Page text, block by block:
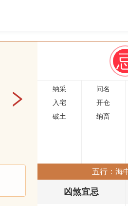
纳采 问名
入宅
开仓
破土
纳畜
五行：海
凶煞宜忌